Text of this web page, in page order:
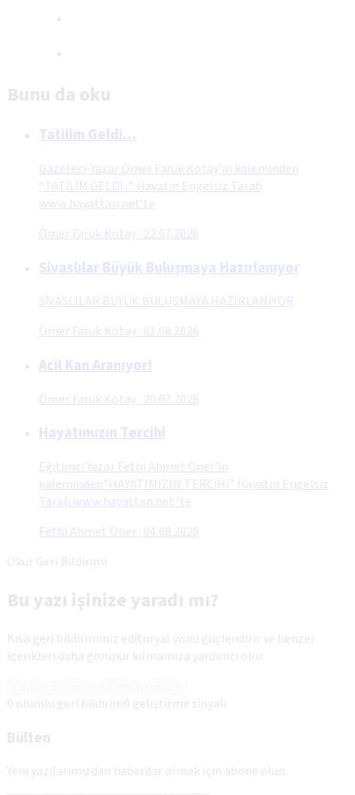
Bunu da oku
Tatilim Geldi…
Gazeteci-Yazar Ömer Faruk Kotay’ın kaleminden
“TATİLİM GELDİ...” Hayatın Engelsiz Tarafı
www.hayattan.net’te
Ömer Faruk Kotay· 22.07.2026
Sivaslılar Büyük Buluşmaya Hazırlanıyor
SİVASLILAR BÜYÜK BULUŞMAYA HAZIRLANIYOR
Ömer Faruk Kotay· 01.08.2026
Acil Kan Aranıyor!
Ömer Faruk Kotay· 20.07.2026
Hayatımızın Tercihi
Eğitimci Yazar Fethi Ahmet Öner’in
kaleminden”HAYATIMIZIN TERCİHİ” Hayatın Engelsiz
Tarafı www.hayattan.net ‘te
Fethi Ahmet Öner· 04.08.2026
Okur Geri Bildirimi
Bu yazı işinize yaradı mı?
Kısa geri bildiriminiz editoryal yönü güçlendirir ve benzer
içerikleri daha görünür kılmamıza yardımcı olur.
0 olumlu geri bildirim0 geliştirme sinyali
Bülten
Yeni yazılarımızdan haberdar olmak için abone olun.